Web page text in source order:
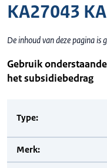
KA27043
De inhoud van deze pagina
Gebruik
het subsidiebedrag
Type:
Merk: